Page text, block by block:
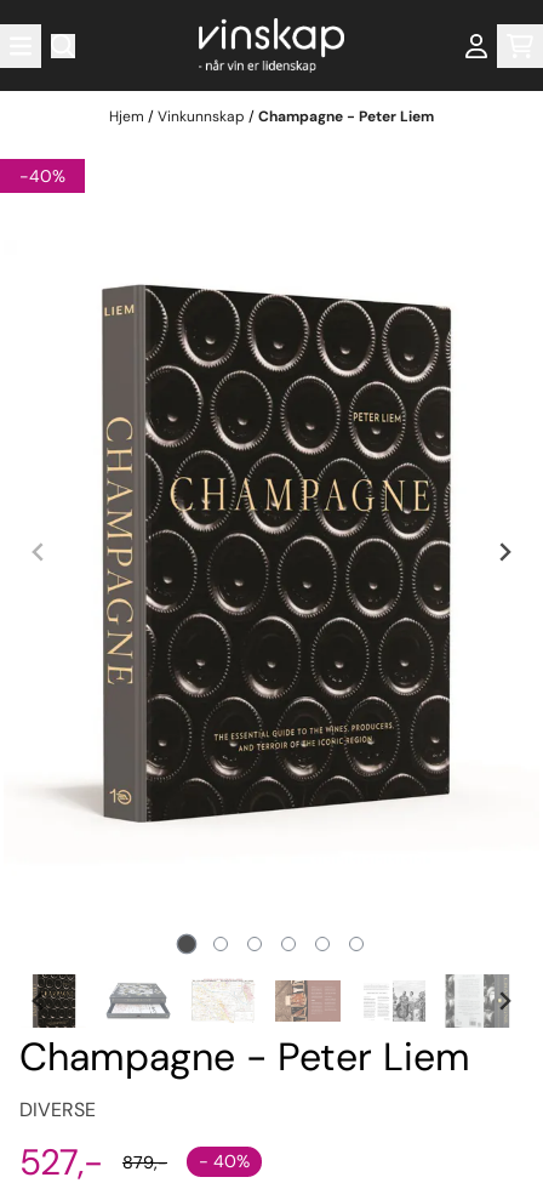
Hopp til innhold
Hjem /Vinkunnskap /Champagne - Peter Liem
-40%
Champagne - Peter Liem
DIVERSE
527,- 879,- - 40%